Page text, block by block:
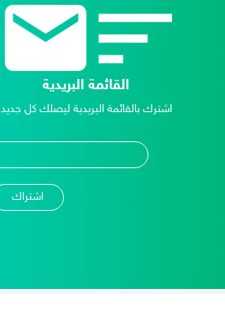
القائمة البريدية
اشترك بالقائمة البريدية ليصلك كل جديد